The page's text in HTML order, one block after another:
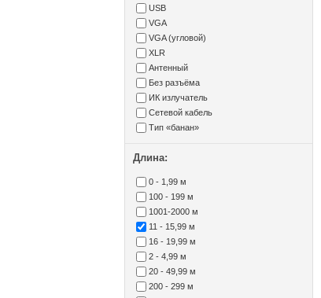
USB
VGA
VGA (угловой)
XLR
Антенный
Без разъёма
ИК излучатель
Сетевой кабель
Тип «банан»
Длина:
0 - 1,99 м
100 - 199 м
1001-2000 м
11 - 15,99 м
16 - 19,99 м
2 - 4,99 м
20 - 49,99 м
200 - 299 м